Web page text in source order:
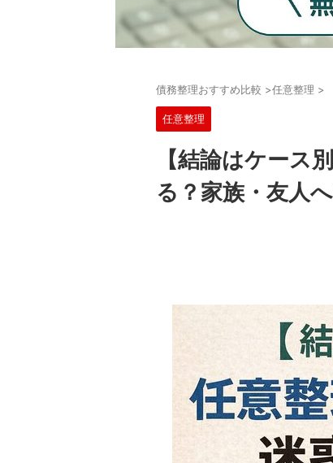
債務整理おすすめ比較 >任意整理 >
任意整理
【結論はケース
る？家族・友人